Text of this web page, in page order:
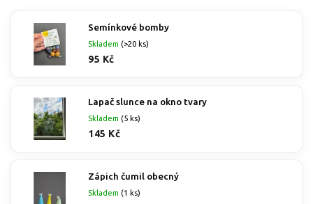
Semínkové bomby
Skladem (>20 ks)
95 Kč
Lapač slunce na okno tvary
Skladem (5 ks)
145 Kč
Zápich čumil obecný
Skladem (1 ks)